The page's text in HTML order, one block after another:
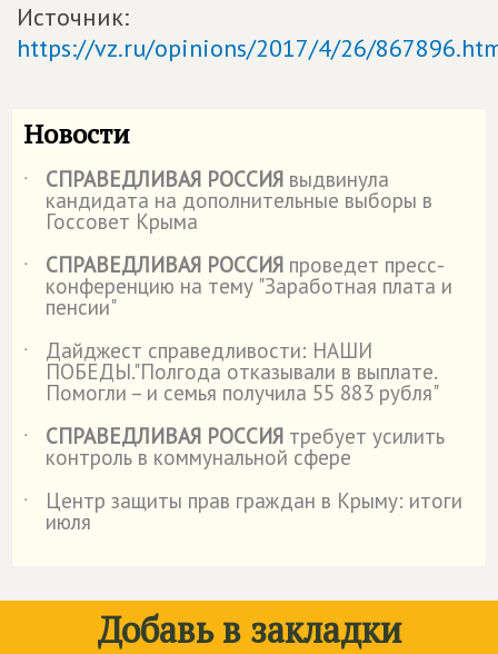
Источник:
https://vz.ru/opinions/2017/4/26/
Новости
˙ СПРАВЕДЛИВАЯ РОССИЯ выдвинула
кандидата на дополнительные выборы в
Госсовет Крыма
˙
СПРАВЕДЛИВАЯ РОССИЯ проведет пресс-
конференцию на тему "Заработная плата и
пенсии"
˙
Дайджест справедливости: НАШИ
ПОБЕДЫ."Полгода отказывали в выплате.
Помогли – и семья получила 55 883 рубля"
˙
СПРАВЕДЛИВАЯ РОССИЯ требует усилить
контроль в коммунальной сфере
˙
Центр защиты прав граждан в Крыму: итоги
июля
Добавь в закладки